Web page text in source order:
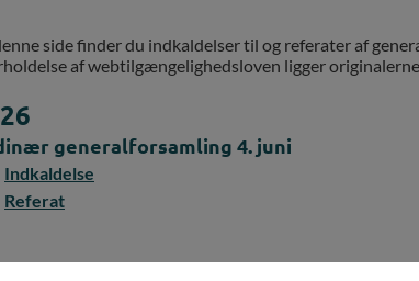
side finder du indkaldelser til og referater af
af webtilgængelighedsloven ligger
generalforsamling 4. juni
Indkaldelse
Referat